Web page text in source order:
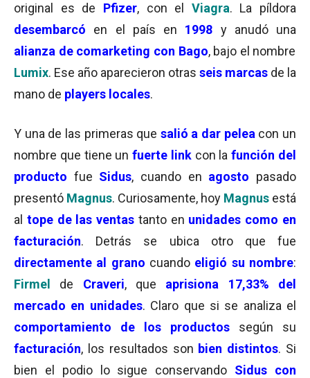
original es de Pfizer, con el Viagra. La píldora
desembarcó
en el país en 1998 y anudó una
alianza de comarketing con Bago, bajo el nombre
Lumix. Ese año aparecieron otras seis marcas de la
mano de players locales.
Y una de las primeras que salió a dar pelea con un
nombre que tiene un fuerte linkcon lafunción del
producto fue Sidus, cuando en agosto pasado
presentó Magnus. Curiosamente, hoy Magnus está
al tope de las ventas tanto en unidades como en
facturación. Detrás se ubica otro que fue
directamente al grano cuando eligió su nombre:
Firmel
de Craveri, que aprisiona 17,33% del
mercado en unidades. Claro que si se analiza el
comportamiento de los productos según su
facturación, los resultados son bien distintos. Si
bien el podio lo sigue conservando Sidus con